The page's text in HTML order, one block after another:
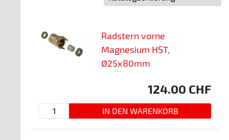
Radstern vorne
Magnesium HST,
Ø25x80mm
124.00 CHF